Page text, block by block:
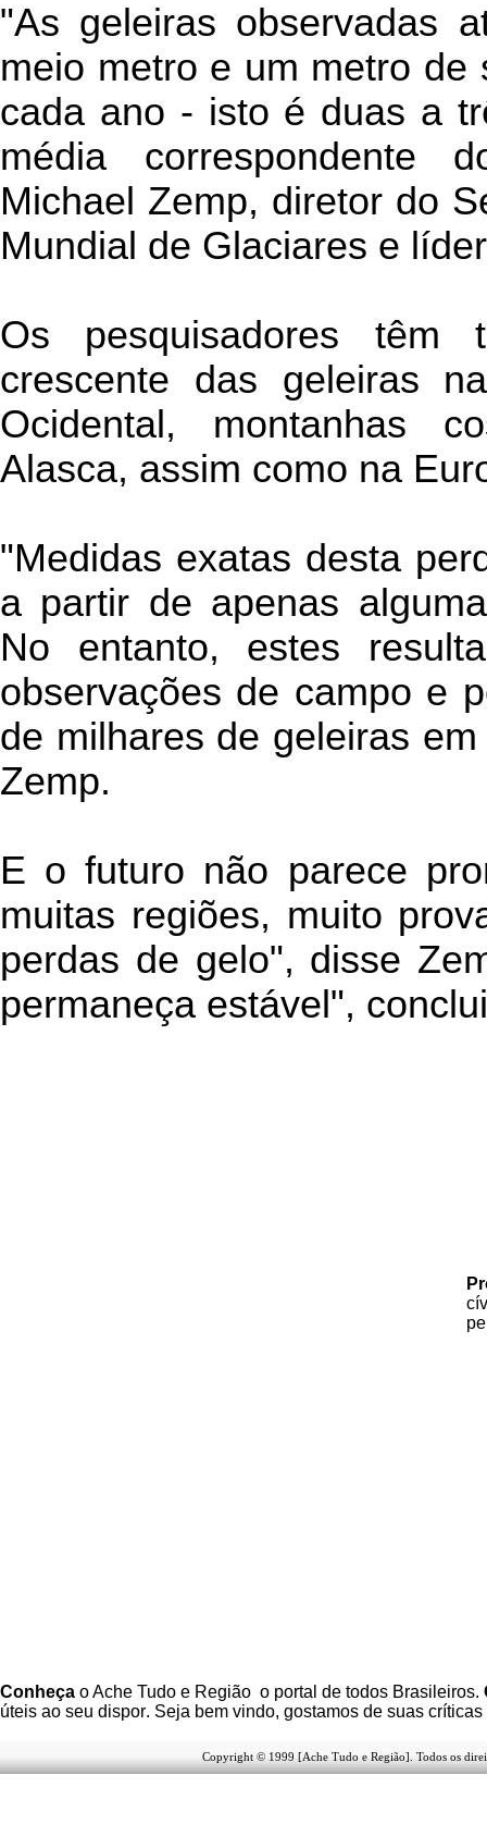
"As geleiras observadas
meio metro e um metro
cada ano - isto é duas a
média correspondente
Michael Zemp, diretor do
Mundial de Glaciares e
Os pesquisadores têm
crescente das geleiras
Ocidental, montanhas
Alasca, assim como na
"Medidas exatas desta
a partir de apenas
No entanto, estes
observações de campo e
de milhares de geleiras
Zemp.
E o futuro não parece
muitas regiões, muito
perdas de gelo", disse
permaneça estável",
Conheça o Ache Tudo e Região o portal de todos Brasileiros.
úteis ao seu dispor. Seja bem vindo, gostamos de suas
Copyright © 1999 [Ache Tudo e Região]. Todos os